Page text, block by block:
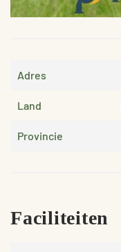
Adres
Land
Provincie
Faciliteiten